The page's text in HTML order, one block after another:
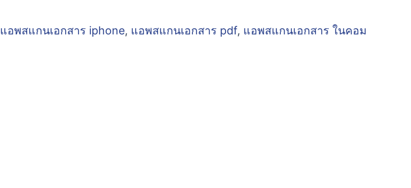
แอพสแกนเอกสาร iphone, แอพสแกนเอกสาร pdf, แอพสแกนเอกสาร ในคอม